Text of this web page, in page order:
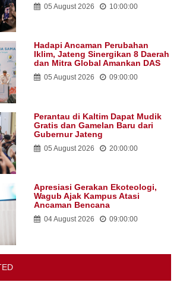
05 August 2026 10:00:00
Hadapi Ancaman Perubahan
Iklim, Jateng Sinergikan 8 Daerah
dan Mitra Global Amankan DAS
05 August 2026 09:00:00
Perantau di Kaltim Dapat Mudik
Gratis dan Gamelan Baru dari
Gubernur Jateng
05 August 2026 20:00:00
Apresiasi Gerakan Ekoteologi,
Wagub Ajak Kampus Atasi
Ancaman Bencana
04 August 2026 09:00:00